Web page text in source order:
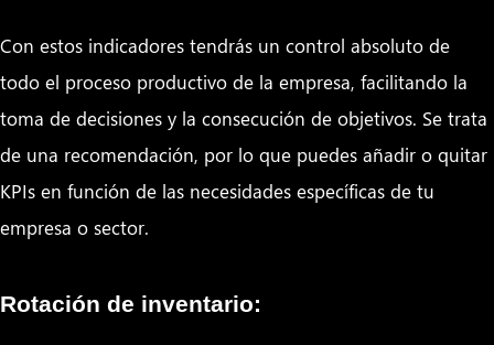
Con estos indicadores tendrás un control absoluto de
todo el proceso productivo de la empresa, facilitando la
toma de decisiones y la consecución de objetivos. Se trata
de una recomendación, por lo que puedes añadir o quitar
KPIs en función de las necesidades específicas de tu
empresa o sector.
Rotación de inventario: